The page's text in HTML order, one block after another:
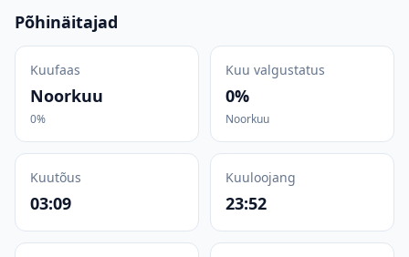
Põhinäitajad
Kuufaas
Noorkuu
0%
Kuu valgustatus
0%
Noorkuu
Kuutõus
03:09
Kuuloojang
23:52